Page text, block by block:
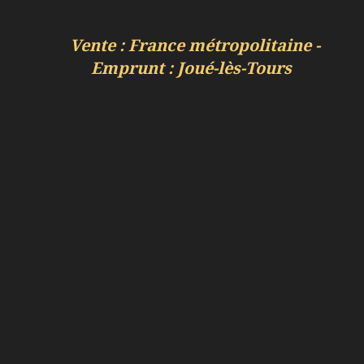
Vente : France métropolitaine -
Emprunt : Joué-lès-Tours